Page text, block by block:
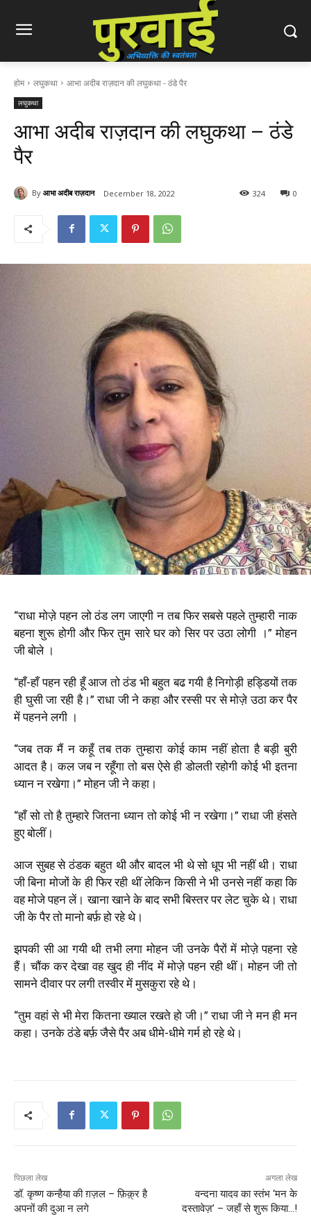
होम लघुकथा आभा अदीब राज़दान की लघुकथा - ठंडे पैर
लघुकथा
आभा अदीब राज़दान की लघुकथा – ठंडे
पैर
By आभा अदीब राज़दान December 18, 2022 0
324
“राधा मोज़े पहन लो ठंड लग जाएगी न तब फिर सबसे पहले तुम्हारी नाक
बहना शुरू होगी और फिर तुम सारे घर को सिर पर उठा लोगी ।” मोहन
जी बोले ।
“हाँ-हाँ पहन रही हूँ आज तो ठंड भी बहुत बढ गयी है निगोड़ी हड्डियों तक
ही घुसी जा रही है।” राधा जी ने कहा और रस्सी पर से मोज़े उठा कर पैर
में पहनने लगी ।
“जब तक मैं न कहूँ तब तक तुम्हारा कोई काम नहीं होता है बड़ी बुरी
आदत है। कल जब न रहूँगा तो बस ऐसे ही डोलती रहोगी कोई भी इतना
ध्यान न रखेगा।” मोहन जी ने कहा।
“हाँ सो तो है तुम्हारे जितना ध्यान तो कोई भी न रखेगा।” राधा जी हंसते
हुए बोलीं।
आज सुबह से ठंडक बहुत थी और बादल भी थे सो धूप भी नहीं थी। राधा
जी बिना मोजों के ही फिर रही थीं लेकिन किसी ने भी उनसे नहीं कहा कि
वह मोजे पहन लें। खाना खाने के बाद सभी बिस्तर पर लेट चुके थे। राधा
जी के पैर तो मानो बर्फ़ हो रहे थे।
झपकी सी आ गयी थी तभी लगा मोहन जी उनके पैरों में मोज़े पहना रहे
हैं। चौंक कर देखा वह खुद ही नींद में मोज़े पहन रही थीं। मोहन जी तो
सामने दीवार पर लगी तस्वीर में मुसकुरा रहे थे।
“तुम वहां से भी मेरा कितना ख्याल रखते हो जी।” राधा जी ने मन ही मन
कहा। उनके ठंडे बर्फ़ जैसे पैर अब धीमे-धीमे गर्म हो रहे थे।
पिछला लेख
डॉ. कृष्ण कन्हैया की ग़ज़ल – फ़िक़्र है
अपनों की दुआ न लगे
अगला लेख
वन्दना यादव का स्तंभ ‘मन के
दस्तावेज़’ – जहाँ से शुरू किया…!